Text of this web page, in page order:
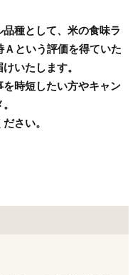
種として、米の食味ラ
という評価を得ていた
いたします。
時短したい方やキャン
さい。